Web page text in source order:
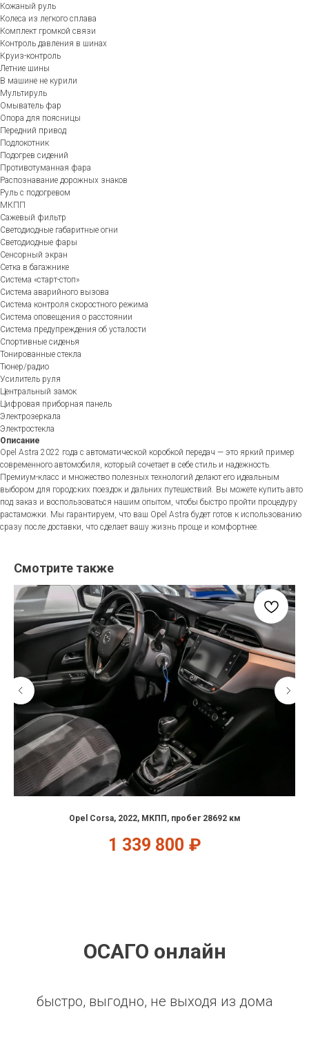
Кожаный руль
Колеса из легкого сплава
Комплект громкой связи
Контроль давления в шинах
Круиз-контроль
Летние шины
В машине не курили
Мультируль
Омыватель фар
Опора для поясницы
Передний привод
Подлокотник
Подогрев сидений
Противотуманная фара
Распознавание дорожных знаков
Руль с подогревом
МКПП
Сажевый фильтр
Светодиодные габаритные огни
Светодиодные фары
Сенсорный экран
Сетка в багажнике
Система «старт-стоп»
Система аварийного вызова
Система контроля скоростного режима
Система оповещения о расстоянии
Система предупреждения об усталости
Спортивные сиденья
Тонированные стекла
Тюнер/радио
Усилитель руля
Центральный замок
Цифровая приборная панель
Электрозеркала
Электростекла
Описание
Opel Astra 2022 года с автоматической коробкой передач — это яркий пример
современного автомобиля, который сочетает в себе стиль и надежность.
Премиум-класс и множество полезных технологий делают его идеальным
выбором для городских поездок и дальних путешествий. Вы можете купить авто
под заказ и воспользоваться нашим опытом, чтобы быстро пройти процедуру
растаможки. Мы гарантируем, что ваш Opel Astra будет готов к использованию
сразу после доставки, что сделает вашу жизнь проще и комфортнее.
Смотрите также
Opel Corsa, 2022, МКПП, пробег 28692 км
1 339 800 ₽
ОСАГО онлайн
быстро, выгодно, не выходя из дома